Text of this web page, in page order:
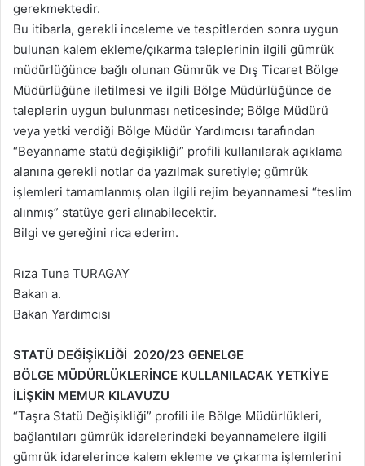
gerekmektedir.
Bu itibarla, gerekli inceleme ve tespitlerden sonra uygun
bulunan kalem ekleme/çıkarma taleplerinin ilgili gümrük
müdürlüğünce bağlı olunan Gümrük ve Dış Ticaret Bölge
Müdürlüğüne iletilmesi ve ilgili Bölge Müdürlüğünce de
taleplerin uygun bulunması neticesinde; Bölge Müdürü
veya yetki verdiği Bölge Müdür Yardımcısı tarafından
“Beyanname statü değişikliği” profili kullanılarak açıklama
alanına gerekli notlar da yazılmak suretiyle; gümrük
işlemleri tamamlanmış olan ilgili rejim beyannamesi “teslim
alınmış” statüye geri alınabilecektir.
Bilgi ve gereğini rica ederim.
Rıza Tuna TURAGAY
Bakan a.
Bakan Yardımcısı
STATÜ DEĞİŞİKLİĞİ 2020/23 GENELGE
BÖLGE MÜDÜRLÜKLERİNCE KULLANILACAK YETKİYE
İLİŞKİN MEMUR KILAVUZU
“Taşra Statü Değişikliği” profili ile Bölge Müdürlükleri,
bağlantıları gümrük idarelerindeki beyannamelere ilgili
gümrük idarelerince kalem ekleme ve çıkarma işlemlerini